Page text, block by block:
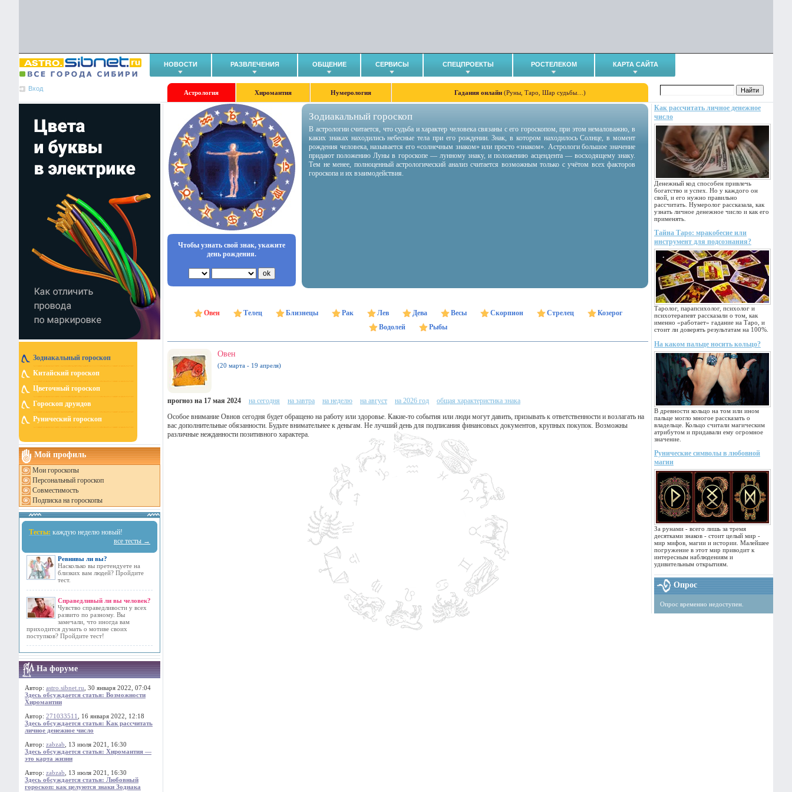
НОВОСТИ РАЗВЛЕЧЕНИЯ ОБЩЕНИЕ СЕРВИСЫ СПЕЦПРОЕКТЫ РОСТЕЛЕКОМ КАРТА САЙТА
Вход
Астрология Хиромантия Нумерология Гадания онлайн (Руны, Таро, Шар судьбы…)
Зодиакальный гороскоп
Китайский гороскоп
Цветочный гороскоп
Гороскоп друидов
Рунический гороскоп
Мой профиль
Мои гороскопы
Персональный гороскоп
Совместимость
Подписка на гороскопы
Тесты: каждую неделю новый!
все тесты →
Ревнивы ли вы?
Насколько вы претендуете на
близких вам людей? Пройдите
тест.
Справедливый ли вы человек?
Чувство справедливости у всех
развито по разному. Вы
замечали, что иногда вам
приходится думать о мотиве своих
поступков? Пройдите тест!
На форуме
Автор: astro.sibnet.ru , 30 января 2022, 07:04
Здесь обсуждается статья: Возможности
Хиромантии
Автор: 271033511
, 16 января 2022, 12:18
Здесь обсуждается статья: Как рассчитать
личное денежное число
Автор: zabzab , 13 июля 2021, 16:30
Здесь обсуждается статья: Хиромантия —
это карта жизни
Автор: zabzab , 13 июля 2021, 16:30
Здесь обсуждается статья: Любовный
гороскоп: как целуются знаки Зодиака
Как рассчитать личное денежное
число
Денежный код способен привлечь
богатство и успех. Но у каждого он
свой, и его нужно правильно
рассчитать. Нумеролог рассказала, как
узнать личное денежное число и как его
применять.
Тайна Таро: мракобесие или
инструмент для подсознания?
Таролог, парапсихолог, психолог и
психотерапевт рассказали о том, как
именно «работает» гадание на Таро, и
стоит ли доверять результатам на 100%.
На каком пальце носить кольцо?
В древности кольцо на том или ином
пальце могло многое рассказать о
владельце. Кольцо считали магическим
атрибутом и придавали ему огромное
значение.
Рунические символы в любовной
магии
За рунами - всего лишь за тремя
десятками знаков - стоит целый мир -
мир мифов, магии и истории. Малейшее
погружение в этот мир приводит к
интересным наблюдениям и
удивительным открытиям.
Опрос
Опрос временно недоступен.
Чтобы узнать свой знак, укажите
день рождения.
Зодиакальный гороскоп
В астрологии считается, что судьба и характер человека связаны с его гороскопом, при этом немаловажно, в
каких знаках находились небесные тела при его рождении. Знак, в котором находилось Солнце, в момент
рождения человека, называется его «солнечным знаком» или просто «знаком». Астрологи большое значение
придают положению Луны в гороскопе — лунному знаку, и положению асцендента — восходящему знаку.
Тем не менее, полноценный астрологический анализ считается возможным только с учётом всех факторов
гороскопа и их взаимодействия.
Овен Телец Близнецы Рак Лев Дева Весы Скорпион Стрелец
Козерог
Водолей
Рыбы
Овен
(20 марта - 19 апреля)
прогноз на 17 мая 2024 на сегодня на завтра на неделю на август на 2026 год
общая характеристика знака
Особое внимание Овнов сегодня будет обращено на работу или здоровье. Какие-то события или люди могут давить, призывать к ответственности и возлагать на
вас дополнительные обязанности. Будьте внимательнее к деньгам. Не лучший день для подписания финансовых документов, крупных покупок. Возможны
различные нежданности позитивного характера.